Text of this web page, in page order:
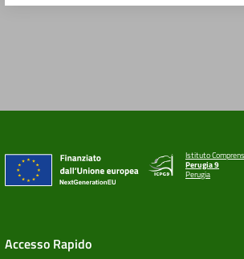
Istituto
Perugia 9
Perugia
Accesso Rapido